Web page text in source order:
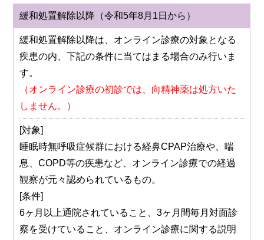
緩和処置解除以降 （令和5年8月1日から）
緩和処置解除以降は、オンライン診療の対象となる
疾患の内、下記の条件に当てはまる場合のみ行いま
す。
（オンライン診療の初診では、向精神薬は処方いた
しません。）
[対象]
睡眠時無呼吸症候群における経鼻CPAP治療や、喘
息、COPD等の疾患など、オンライン診療での経過
観察が元々認められているもの。
[条件]
6ヶ月以上通院されていること、3ヶ月間毎月対面診
察を受けていること、オンライン診療に関する説明